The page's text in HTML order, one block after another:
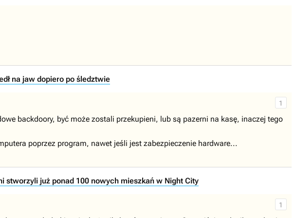
na jaw dopiero po śledztwie
1
backdoory, być może zostali przekupieni, lub są pazerni na kasę, inaczej tego
poprzez program, nawet jeśli jest zabezpieczenie hardware...
stworzyli już ponad 100 nowych mieszkań w Night City
1